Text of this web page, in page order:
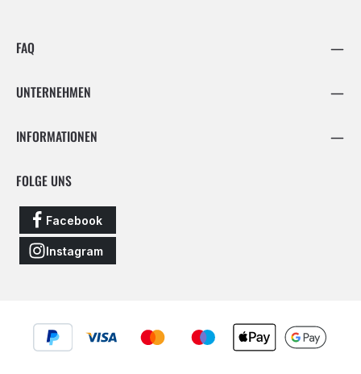
FAQ
UNTERNEHMEN
INFORMATIONEN
FOLGE UNS
Facebook
Instagram